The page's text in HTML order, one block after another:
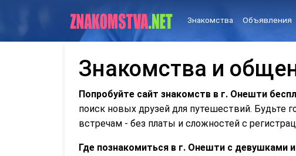
Знакомства Объявления
Знакомства и
Попробуйте сайт знакомств в г. Онешти
поиск новых друзей для путешествий.
встречам - без платы и сложностей с
Где познакомиться в г. Онешти с девушками